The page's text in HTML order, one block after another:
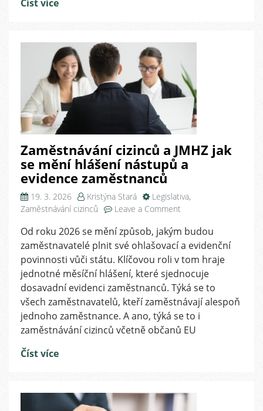
Číst více
Zaměstnávání cizinců a JMHZ jak
se mění hlášení nástupů a
evidence zaměstnanců
19. 3. 2026 Kristýna Stará Legislativa,
Zaměstnávání cizinců
Leave a Comment
cizinců
a
JMHZ
jak
se
mění
hlášení
nástupů
a
Od roku 2026 se mění způsob, jakým budou
zaměstnavatelé plnit své ohlašovací a evidenční
povinnosti vůči státu. Klíčovou roli v tom hraje
jednotné měsíční hlášení, které sjednocuje
dosavadní evidenci zaměstnanců. Týká se to
všech zaměstnavatelů, kteří zaměstnávají alespoň
jednoho zaměstnance. A ano, týká se to i
zaměstnávání cizinců včetně občanů EU
Číst více